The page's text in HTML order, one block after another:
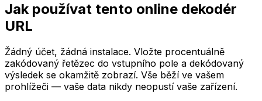
Jak používat tento online dekodér
URL
Žádný účet, žádná instalace. Vložte procentuálně
zakódovaný řetězec do vstupního pole a dekódovaný
výsledek se okamžitě zobrazí. Vše běží ve vašem
prohlížeči — vaše data nikdy neopustí vaše zařízení.